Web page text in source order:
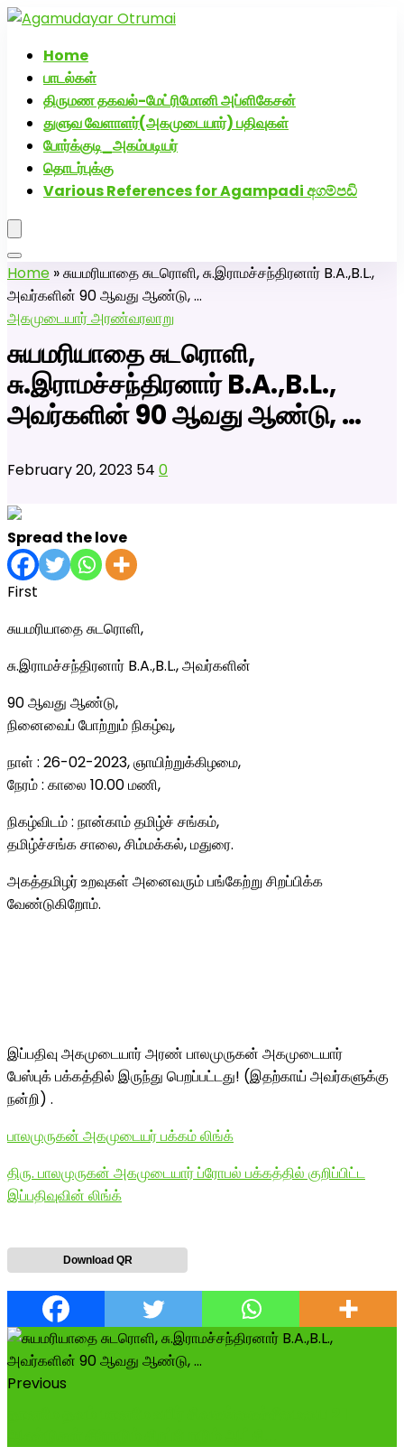
Home
பாடல்கள்
திருமண தகவல்-மேட்ரிமோனி அப்ளிகேசன்
துளுவ வேளாளர்(அகமுடையார்) பதிவுகள்
போர்க்குடி_அகம்படியர்
தொடர்புக்கு
Various References for Agampadi අගම්පඩි
Home »சுயமரியாதை சுடரொளி, சு.இராமச்சந்திரனார் B.A.,B.L.,
அவர்களின் 90 ஆவது ஆண்டு, …
அகமுடையார் அரண்வரலாறு
சுயமரியாதை சுடரொளி,
சு.இராமச்சந்திரனார் B.A.,B.L.,
அவர்களின் 90 ஆவது ஆண்டு, …
February 20, 2023 54 0
Spread the love
First
சுயமரியாதை சுடரொளி,
சு.இராமச்சந்திரனார் B.A.,B.L., அவர்களின்
90 ஆவது ஆண்டு,
நினைவைப் போற்றும் நிகழ்வு,
நாள் : 26-02-2023, ஞாயிற்றுக்கிழமை,
நேரம் : காலை 10.00 மணி,
நிகழ்விடம் : நான்காம் தமிழ்ச் சங்கம்,
தமிழ்ச்சங்க சாலை, சிம்மக்கல், மதுரை.
அகத்தமிழர் உறவுகள் அனைவரும் பங்கேற்று சிறப்பிக்க
வேண்டுகிறோம்.
இப்பதிவு அகமுடையார் அரண் பாலமுருகன் அகமுடையார்
பேஸ்புக் பக்கத்தில் இருந்து பெறப்பட்டது! (இதற்காய் அவர்களுக்கு
நன்றி) .
பாலமுருகன் அகமுடையர் பக்கம் லிங்க்
திரு. பாலமுருகன் அகமுடையார் ப்ரோபல் பக்கத்தில் குறிப்பிட்ட
இப்பதிவுவின் லிங்க்
Download QR
Previous
அகமுடையார் திருமண வரன்களுக்கு அகமுடையார்மேட்ரி-